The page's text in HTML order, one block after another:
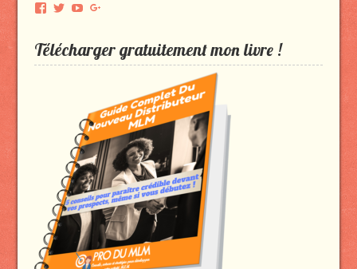
Voir
de
Produmlm
Voir
de
porodumlm
Voir
de
UC_2UgAmhWDuaRIDwEQiQ9iA
de
produmlm
Télécharger gratuitement mon livre !